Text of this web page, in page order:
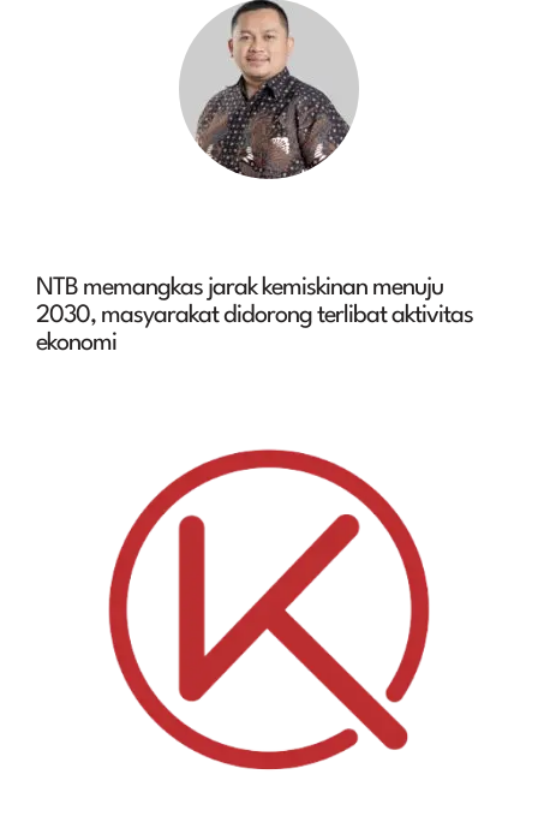
NTB memangkas jarak kemiskinan menuju
2030, masyarakat didorong terlibat aktivitas
ekonomi